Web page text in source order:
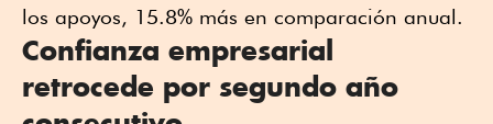
los apoyos, 15.8% más en comparación anual.
Confianza empresarial
retrocede por segundo año